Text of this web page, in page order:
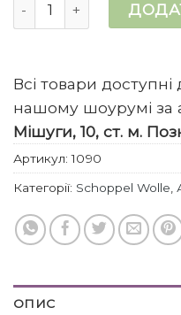
Всі товари доступні
нашому шоурумі за
Мішуги, 10, ст. м.
Артикул:1090
Категорії: Schoppel Wolle
ОПИС